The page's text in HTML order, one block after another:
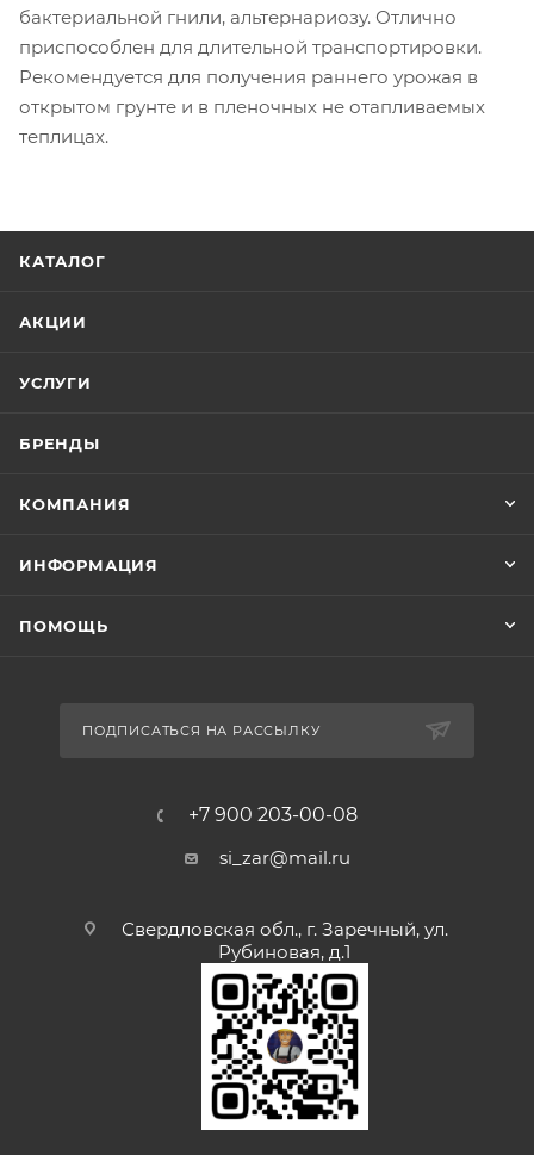
бактериальной гнили, альтернариозу. Отлично
приспособлен для длительной транспортировки.
Рекомендуется для получения раннего урожая в
открытом грунте и в пленочных не отапливаемых
теплицах.
КАТАЛОГ
АКЦИИ
УСЛУГИ
БРЕНДЫ
КОМПАНИЯ
ИНФОРМАЦИЯ
ПОМОЩЬ
ПОДПИСАТЬСЯ НА РАССЫЛКУ
+7 900 203-00-08
si_zar@mail.ru
Свердловская обл., г. Заречный, ул.
Рубиновая, д.1